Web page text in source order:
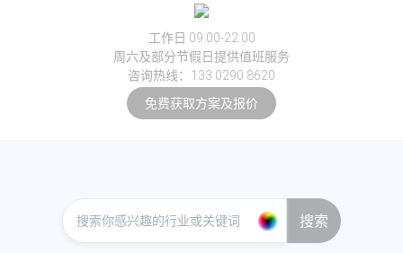
工作日 09:00-22:00
周六及部分节假日提供值班服务
咨询热线：133 0290 8620
免费获取方案及报价
搜索